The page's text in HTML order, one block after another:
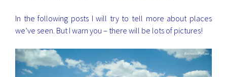
In the following posts I will try to tell more about places
we’ve seen. But I warn you – there will be lots of pictures!